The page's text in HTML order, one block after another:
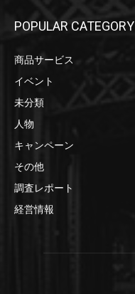
POPULAR CATEGORY
商品サービス
イベント
未分類
人物
キャンペーン
その他
調査レポート
経営情報